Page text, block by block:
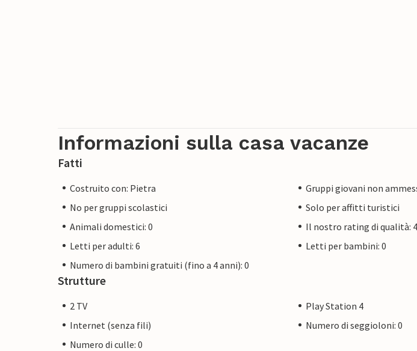
Informazioni sulla casa vacanze
Fatti
Costruito con: Pietra
Gruppi giovani non
No per gruppi scolastici
Solo per affitti turistici
Animali domestici: 0
Il nostro rating di qualità: 4
Letti per adulti: 6
Letti per bambini: 0
Numero di bambini gratuiti (fino a 4 anni): 0
Strutture
2 TV
Play Station 4
Internet (senza fili)
Numero di seggioloni: 0
Numero di culle: 0